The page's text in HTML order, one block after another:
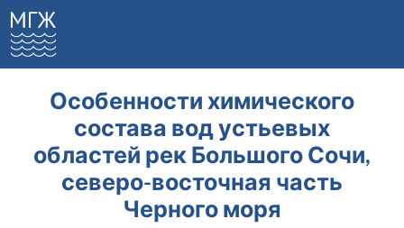
Особенности химического
состава вод устьевых
областей рек Большого Сочи,
северо-восточная часть
Черного моря